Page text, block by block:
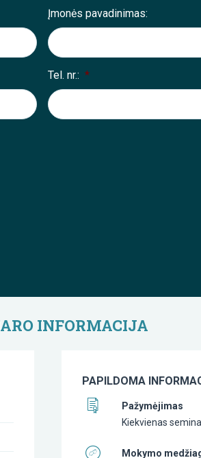
Įmonės pavadinimas:
Tel. nr.: *
INFORMACIJA
PAPILDOMA
Pažymėjimas
Kiekvienas
Mokymo